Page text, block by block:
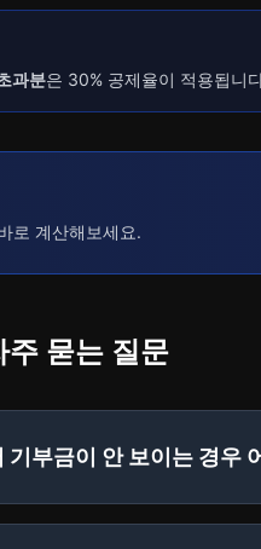
과분은 30% 공제율이 적용됩니
로 계산해보세요.
주 묻는 질문
부금이 안 보이는 경우